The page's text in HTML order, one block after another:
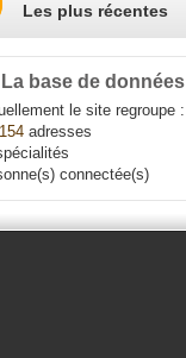
Les plus récentes
La base de données
le site regroupe :
adresses
connectée(s)